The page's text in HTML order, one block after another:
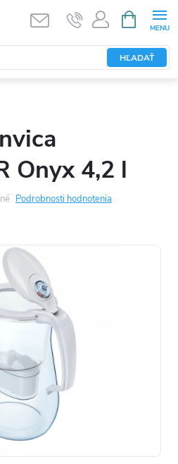
HĽADAŤ
KOŠÍK
Onyx 4,2 l
Podrobnosti hodnotenia